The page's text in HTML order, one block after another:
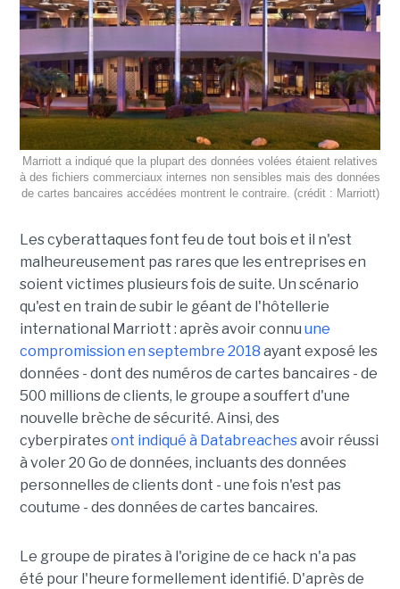
Marriott a indiqué que la plupart des données volées étaient relatives
à des fichiers commerciaux internes non sensibles mais des données
de cartes bancaires accédées montrent le contraire. (crédit : Marriott)
Les cyberattaques font feu de tout bois et il n'est
malheureusement pas rares que les entreprises en
soient victimes plusieurs fois de suite. Un scénario
qu'est en train de subir le géant de l'hôtellerie
international Marriott : après avoir connu une
compromission en septembre 2018 ayant exposé les
données - dont des numéros de cartes bancaires - de
500 millions de clients, le groupe a souffert d'une
nouvelle brèche de sécurité. Ainsi, des
cyberpiratesont indiqué à Databreachesavoir réussi
à voler 20 Go de données, incluants des données
personnelles de clients dont - une fois n'est pas
coutume - des données de cartes bancaires.
Le groupe de pirates à l'origine de ce hack n'a pas
été pour l'heure formellement identifié. D'après de